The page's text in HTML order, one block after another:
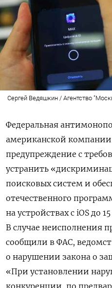
Сергей Ведяшкин / Агентство
Федеральная
американской компании
предупреждение с
устранить
поисковых систем и
отечественного
на устройствах с iOS до
В случае неисполнения
сообщили в ФАС,
о нарушении закона о
«При установлении
конкуренции, по